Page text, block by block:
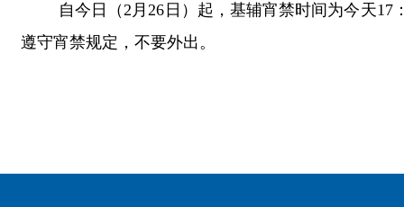
自今日（2月26日）起，基辅宵禁时间为今天
遵守宵禁规定，不要外出。